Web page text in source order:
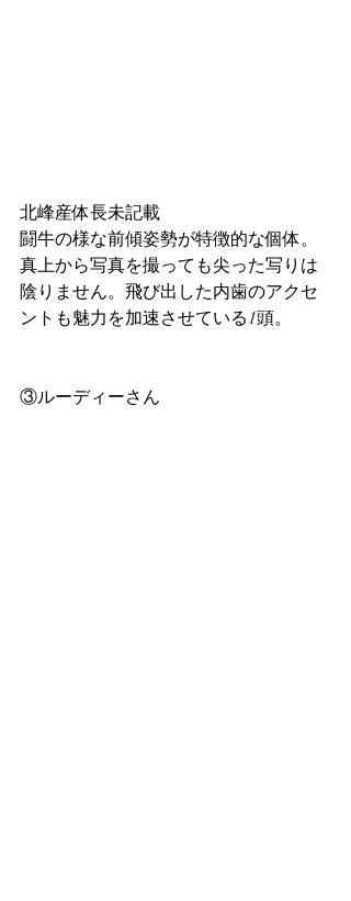
北峰産体長未記載
闘牛の様な前傾姿勢が特徴的な個体。
真上から写真を撮っても尖った写りは
陰りません。飛び出した内歯のアクセ
ントも魅力を加速させている1頭。
③ルーディーさん